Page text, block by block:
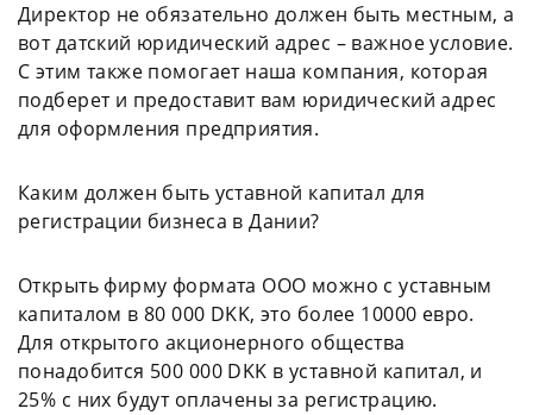
Директор не обязательно должен быть местным, а
вот датский юридический адрес – важное условие.
С этим также помогает наша компания, которая
подберет и предоставит вам юридический адрес
для оформления предприятия.
Каким должен быть уставной капитал для
регистрации бизнеса в Дании?
Открыть фирму формата ООО можно с уставным
капиталом в 80 000 DKK, это более 10000 евро.
Для открытого акционерного общества
понадобится 500 000 DKK в уставной капитал, и
25% с них будут оплачены за регистрацию.